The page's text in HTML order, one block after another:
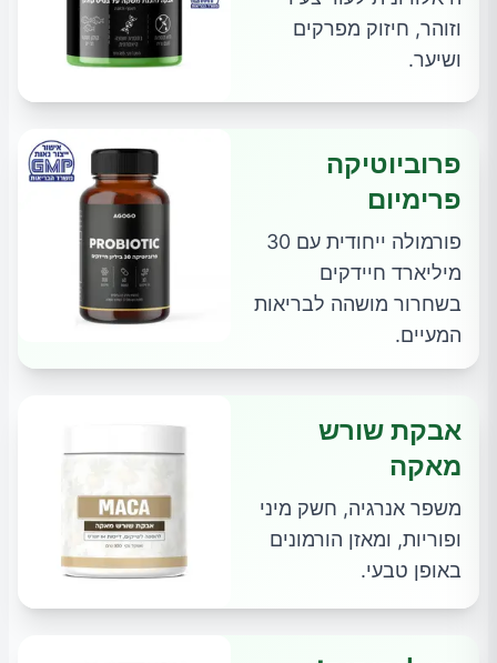
וזוהר, חיזוק מפרקים
ושיער.
פרוביוטיקה
פרימיום
פורמולה ייחודית עם 30
מיליארד חיידקים
בשחרור מושהה לבריאות
המעיים.
אבקת שורש
מאקה
משפר אנרגיה, חשק מיני
ופוריות, ומאזן הורמונים
באופן טבעי.